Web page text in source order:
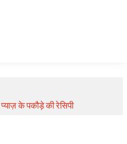
प्याज़ के पकौड़े की रेसिपी